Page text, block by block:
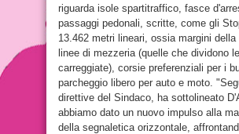
riguarda isole spartitraffico, fasce
passaggi pedonali, scritte, come gli
13.462 metri lineari, ossia margini della
linee di mezzeria (quelle che dividono le
carreggiate), corsie preferenziali per i
parcheggio libero per auto e moto.
direttive del Sindaco, ha sottolineato
abbiamo dato un nuovo impulso alla
della segnaletica orizzontale,